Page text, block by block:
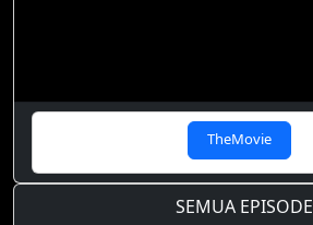
TheMovie
SEMUA EPISODE